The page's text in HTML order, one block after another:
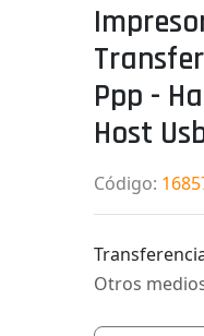
Ppp -
Host
Código:
Otros